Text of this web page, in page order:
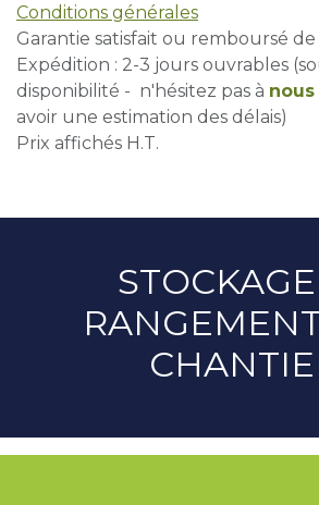
Conditions générales
Garantie satisfait ou remboursé
Expédition : 2-3 jours ouvrables
disponibilité - n'hésitez pas à
avoir une estimation des délais)
Prix affichés H.T.